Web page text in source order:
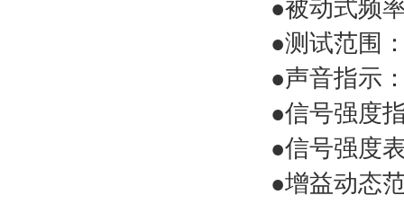
●被动式频
●测试范围
●声音指示
●信号强度
●信号强度
●增益动态